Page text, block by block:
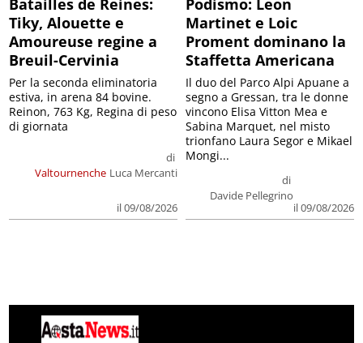
Batailles de Reines:
Tiky, Alouette e
Amoureuse regine a
Breuil-Cervinia
Valtournenche
di
Luca Mercanti
il 09/08/2026
Per la seconda eliminatoria
estiva, in arena 84 bovine.
Reinon, 763 Kg, Regina di peso
di giornata
Podismo: Leon
Martinet e Loic
Proment dominano la
Staffetta Americana
di
Davide Pellegrino
il 09/08/2026
Il duo del Parco Alpi Apuane a
segno a Gressan, tra le donne
vincono Elisa Vitton Mea e
Sabina Marquet, nel misto
trionfano Laura Segor e Mikael
Mongi...